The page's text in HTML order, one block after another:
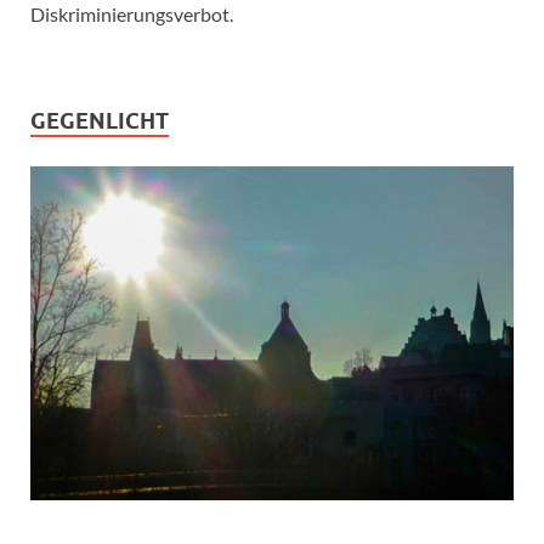
Diskriminierungsverbot.
GEGENLICHT